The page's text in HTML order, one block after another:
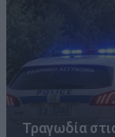
Τραγωδία